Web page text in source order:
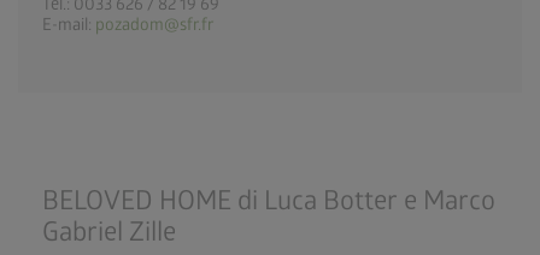
E-mail: pozadom@sfr.fr
BELOVED HOME di Luca Botter e Marco
Gabriel Zille